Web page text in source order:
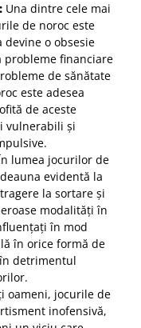
Una dintre cele mai
de noroc este
o obsesie
probleme financiare
de sănătate
este adesea
de aceste
vulnerabili și
lumea jocurilor de
evidentă la
la sortare și
modalități în
în mod
în orice formă de
detrimentul
oameni, jocurile de
inofensivă,